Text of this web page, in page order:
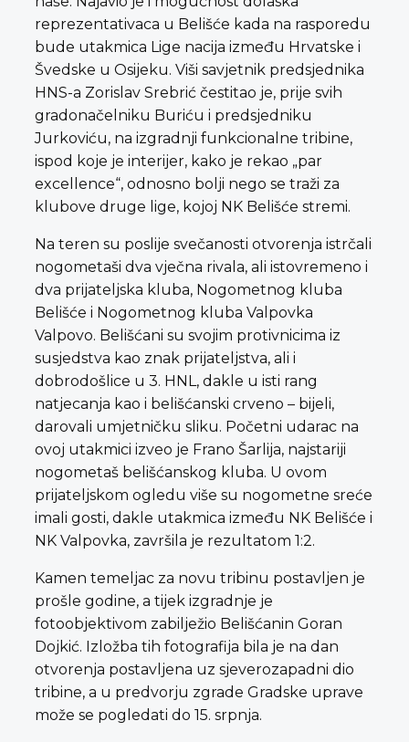
reprezentativaca u Belišće kada na rasporedu
bude utakmica Lige nacija između Hrvatske i
Švedske u Osijeku. Viši savjetnik predsjednika
HNS-a Zorislav Srebrić čestitao je, prije svih
gradonačelniku Buriću i predsjedniku
Jurkoviću, na izgradnji funkcionalne tribine,
ispod koje je interijer, kako je rekao „par
excellence“, odnosno bolji nego se traži za
klubove druge lige, kojoj NK Belišće stremi.
Na teren su poslije svečanosti otvorenja istrčali
nogometaši dva vječna rivala, ali istovremeno i
dva prijateljska kluba, Nogometnog kluba
Belišće i Nogometnog kluba Valpovka
Valpovo. Belišćani su svojim protivnicima iz
susjedstva kao znak prijateljstva, ali i
dobrodošlice u 3. HNL, dakle u isti rang
natjecanja kao i belišćanski crveno – bijeli,
darovali umjetničku sliku. Početni udarac na
ovoj utakmici izveo je Frano Šarlija, najstariji
nogometaš belišćanskog kluba. U ovom
prijateljskom ogledu više su nogometne sreće
imali gosti, dakle utakmica između NK Belišće i
NK Valpovka, završila je rezultatom 1:2.
Kamen temeljac za novu tribinu postavljen je
prošle godine, a tijek izgradnje je
fotoobjektivom zabilježio Belišćanin Goran
Dojkić. Izložba tih fotografija bila je na dan
otvorenja postavljena uz sjeverozapadni dio
tribine, a u predvorju zgrade Gradske uprave
može se pogledati do 15. srpnja.